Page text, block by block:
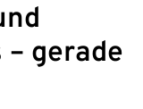
gerade